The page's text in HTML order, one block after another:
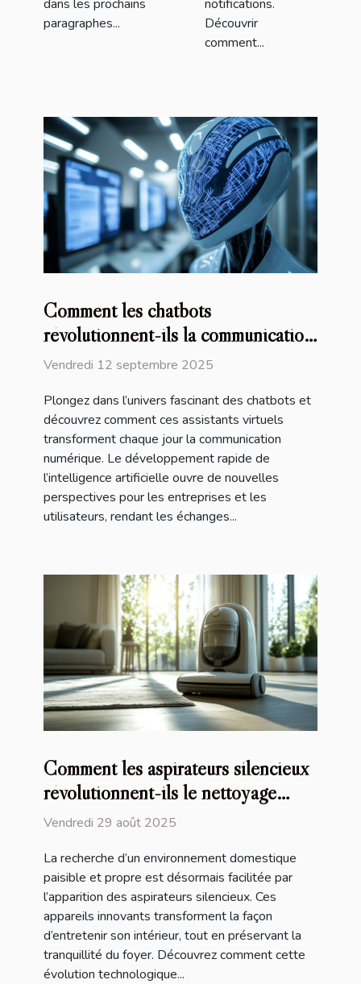
dans les prochains
paragraphes...
notifications.
Découvrir
comment...
Comment les chatbots
révolutionnent-ils la communication
numérique ?
Vendredi 12 septembre 2025
Plongez dans l’univers fascinant des chatbots et
découvrez comment ces assistants virtuels
transforment chaque jour la communication
numérique. Le développement rapide de
l’intelligence artificielle ouvre de nouvelles
perspectives pour les entreprises et les
utilisateurs, rendant les échanges...
Comment les aspirateurs silencieux
révolutionnent-ils le nettoyage
domestique ?
Vendredi 29 août 2025
La recherche d’un environnement domestique
paisible et propre est désormais facilitée par
l’apparition des aspirateurs silencieux. Ces
appareils innovants transforment la façon
d’entretenir son intérieur, tout en préservant la
tranquillité du foyer. Découvrez comment cette
évolution technologique...